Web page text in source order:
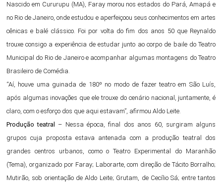
Nascido em Cururupu (MA), Faray morou nos estados do Pará, Amapá e
no Rio de Janeiro, onde estudou e aperfeiçoou seus conhecimentos em artes
cênicas e balé clássico. Foi por volta do fim dos anos 50 que Reynaldo
trouxe consigo a experiência de estudar junto ao corpo de baile do Teatro
Municipal do Rio de Janeiro e acompanhar algumas montagens do Teatro
Brasileiro de Comédia.
“Aí, houve uma guinada de 180º no modo de fazer teatro em São Luís,
após algumas inovações que ele trouxe do cenário nacional, juntamente, é
claro, com o esforço dos que aqui estavam”, afirmou Aldo Leite.
Produção teatral
– Nessa época, final dos anos 60, surgiram alguns
grupos cuja proposta estava antenada com a produção teatral dos
grandes centros urbanos, como o Teatro Experimental do Maranhão
(Tema), organizado por Faray; Laborarte, com direção de Tácito Borralho;
Mutirão, sob orientação de Aldo Leite; Grutam, de Cecílio Sá; entre tantos